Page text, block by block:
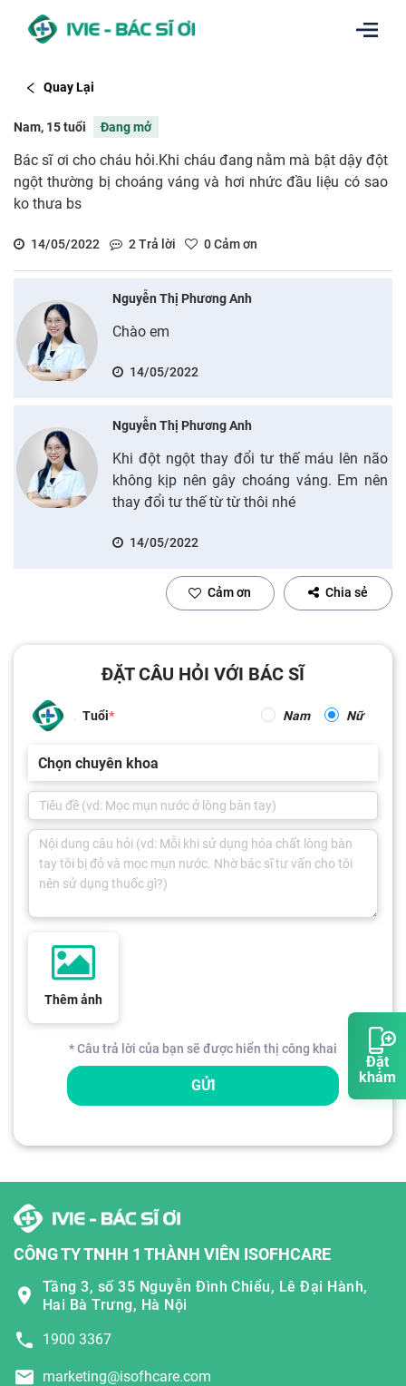
Đặt
khám
Quay Lại
Nam, 15 tuổi Đang mở
Bác sĩ ơi cho cháu hỏi.Khi cháu đang nằm mà bật dậy đột
ngột thường bị choáng váng và hơi nhức đầu liệu có sao
ko thưa bs
14/05/2022 2Trả lời 0Cảm ơn
Nguyễn Thị Phương Anh
Chào em
14/05/2022
Nguyễn Thị Phương Anh
Khi đột ngột thay đổi tư thế máu lên não
không kịp nên gây choáng váng. Em nên
thay đổi tư thế từ từ thôi nhé
14/05/2022
Cảm ơn Chia sẻ
ĐẶT CÂU HỎI VỚI BÁC SĨ
Tuổi Nam Nữ
Chọn chuyên khoa
Thêm ảnh
* Câu trả lời của bạn sẽ được hiển thị công khai
GỬI
CÔNG TY TNHH 1 THÀNH VIÊN ISOFHCARE
Tầng 3, số 35 Nguyễn Đình Chiểu, Lê Đại Hành,
Hai Bà Trưng, Hà Nội
1900 3367
marketing@isofhcare.com